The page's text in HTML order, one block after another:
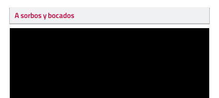
A sorbos y bocados